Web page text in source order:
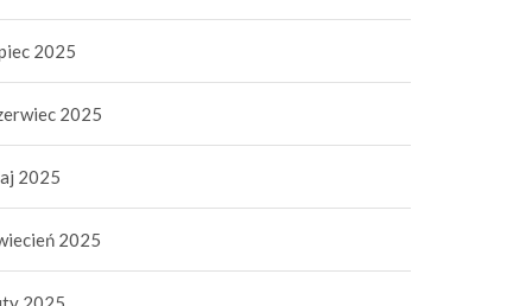
2025
2025
2025
2025